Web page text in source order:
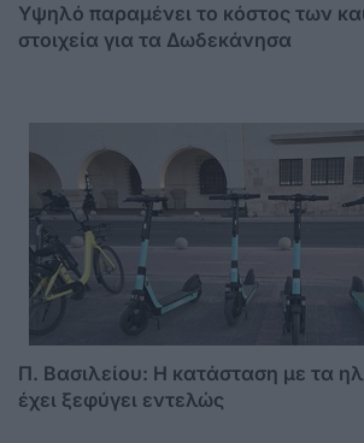
Υψηλό παραμένει το κόστος των
στοιχεία για τα Δωδεκάνησα
Π. Βασιλείου: Η κατάσταση με τα
έχει ξεφύγει εντελώς